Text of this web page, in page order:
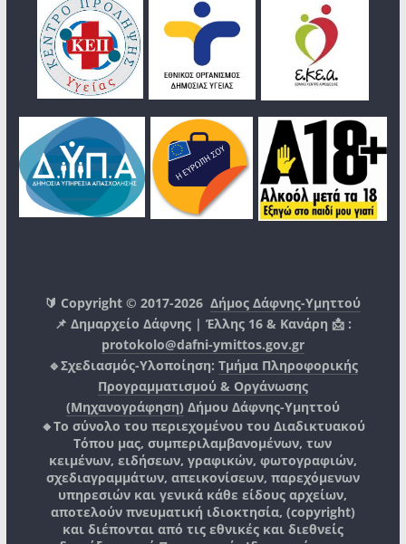
🔰 Copyright © 2017-2026Δήμος Δάφνης-Υμηττού
📌 Δημαρχείο Δάφνης | Έλλης 16 & Κανάρη 📩 :
protokolo@dafni-ymittos.gov.gr
🔹Σχεδιασμός-Υλοποίηση: Τμήμα Πληροφορικής
Προγραμματισμού & Οργάνωσης
(Μηχανογράφηση) Δήμου Δάφνης-Υμηττού
🔸Το σύνολο του περιεχομένου του Διαδικτυακού
Τόπου μας, συμπεριλαμβανομένων, των
κειμένων, ειδήσεων, γραφικών, φωτογραφιών,
σχεδιαγραμμάτων, απεικονίσεων, παρεχόμενων
υπηρεσιών και γενικά κάθε είδους αρχείων,
αποτελούν πνευματική ιδιοκτησία, (copyright)
και διέπονται από τις εθνικές και διεθνείς